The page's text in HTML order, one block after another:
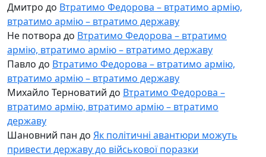
Дмитро до Втратимо Федорова – втратимо армію,
втратимо армію – втратимо державу
Не потвора до Втратимо Федорова – втратимо
армію, втратимо армію – втратимо державу
Павло до Втратимо Федорова – втратимо армію,
втратимо армію – втратимо державу
Михайло Терноватий до Втратимо Федорова –
втратимо армію, втратимо армію – втратимо
державу
Шановний пан до Як політичні авантюри можуть
привести державу до військової поразки